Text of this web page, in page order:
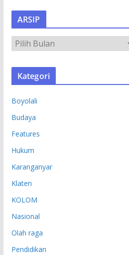
ARSIP
R
S
Kategori
Boyolali
Budaya
Features
Hukum
Karanganyar
Klaten
KOLOM
Nasional
Olah raga
Pendidikan